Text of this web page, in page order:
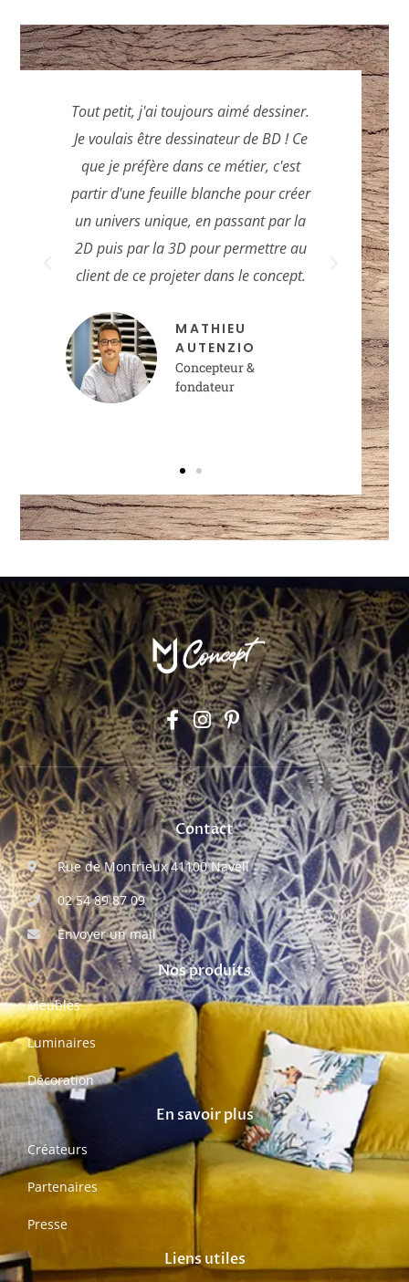
Tout petit, j'ai toujours aimé dessiner.
Je voulais être dessinateur de BD ! Ce
que je préfère dans ce métier, c'est
partir d'une feuille blanche pour créer
un univers unique, en passant par la
2D puis par la 3D pour permettre au
client de ce projeter dans le concept.
MATHIEU
AUTENZIO
Concepteur &
fondateur
Ce
relation et
ensemble
projet.
étant
apporter
adaptées à
Contact
Rue de Montrieux 41100 Naveil
02 54 89 87 09
Envoyer un mail
Nos produits
Meubles
Luminaires
Décoration
En savoir plus
Créateurs
Partenaires
Presse
Liens utiles